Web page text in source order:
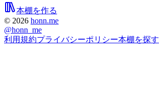
本棚を作る
© 2026 honn.me
@honn_me
利用規約プライバシーポリシー本棚を探す